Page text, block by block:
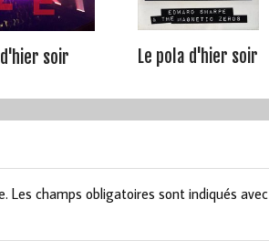
soir Le pola d'hier soir
Les champs obligatoires sont indiqués avec